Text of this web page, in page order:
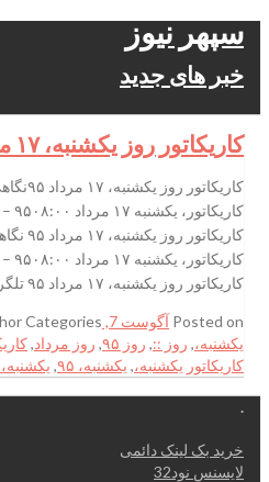
سپهر نیوز
خبر های جدید
کاریکاتور روز یکشنبه، ۱۷ مرداد ۹۵
کاریکاتور روز یکشنبه، ۱۷ مرداد ۹۵ تلگرام
Posted on آگوست 7, 2016 Categories
یکشنبه،, روز ::, روز ۹۵ , روز مرداد,
کاریکاتور یکشنبه،, یکشنبه، ۹۵ ,
.
خرید بک لینک دائمی
لایسنس نود32